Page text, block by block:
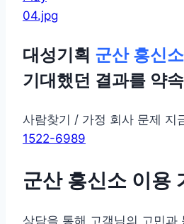
04.jpg
대성기획 군산 흥신소
기대했던 결과를 약
사람찾기 / 가정 회사 문제 지
1522-6989
군산 흥신소 이용
상담을 통해 고객님의 고민과